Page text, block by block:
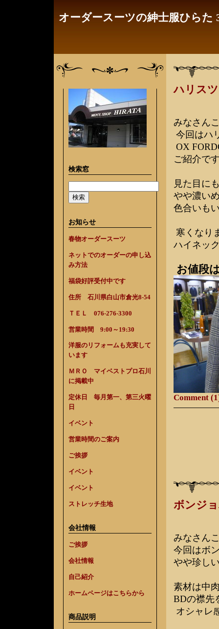
オーダースーツの紳士服ひら
検索窓
お知らせ
春物オーダースーツ
ネットでのオーダーの申し込
み方法
福袋好評受付中です
住所 石川県白山市倉光8-54
ＴＥＬ 076-276-3300
営業時間 9:00～19:30
洋服のリフォームも充実して
います
ＭＲＯ マイベストプロ石川
に掲載中
定休日 毎月第一、第三火曜
日
イベント
営業時間のご案内
ご挨拶
イベント
イベント
ストレッチ生地
会社情報
ご挨拶
会社情報
自己紹介
ホームページはこちらから
商品説明
ハリス
みなさん
今回はハ
OX
ご紹介で
見た目に
やや濃い
色合いも
寒くなり
ハイネッ
お値段
Comment
ボンジ
みなさん
今回はボ
やや珍し
素材は中
BDの襟先
オシャレ